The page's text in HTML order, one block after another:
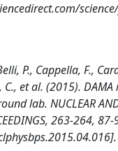
P., Cappella, F.,
C., et al. (2015).
lab. NUCLEAR
263-264, 87-